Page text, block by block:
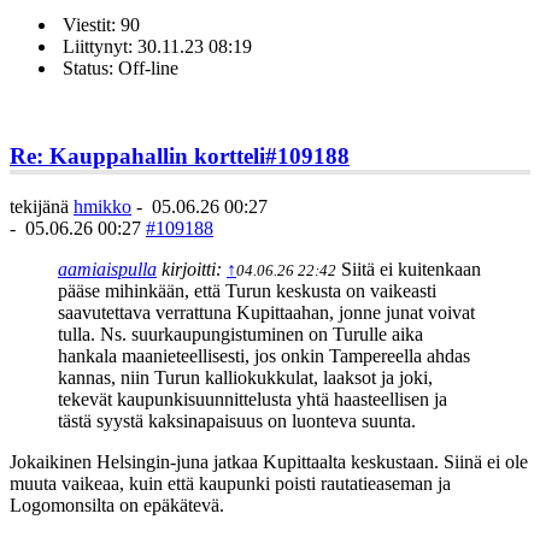
Viestit: 90
Liittynyt: 30.11.23 08:19
Status: Off-line
Re: Kauppahallin kortteli#109188
tekijänä hmikko - 05.06.26 00:27
- 05.06.26 00:27 #109188
aamiaispulla kirjoitti: ↑04.06.26 22:42 Siitä ei kuitenkaan
pääse mihinkään, että Turun keskusta on vaikeasti
saavutettava verrattuna Kupittaahan, jonne junat voivat
tulla. Ns. suurkaupungistuminen on Turulle aika
hankala maanieteellisesti, jos onkin Tampereella ahdas
kannas, niin Turun kalliokukkulat, laaksot ja joki,
tekevät kaupunkisuunnittelusta yhtä haasteellisen ja
tästä syystä kaksinapaisuus on luonteva suunta.
Jokaikinen Helsingin-juna jatkaa Kupittaalta keskustaan. Siinä ei ole
muuta vaikeaa, kuin että kaupunki poisti rautatieaseman ja
Logomonsilta on epäkätevä.